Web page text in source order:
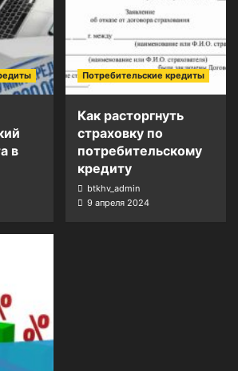
в
Потребительские кредиты
Как расторгнуть
страховку по
потребительскому
кредиту
btkhv_admin
9 апреля 2024